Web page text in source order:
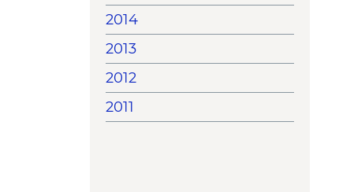
2014
2013
2012
2011